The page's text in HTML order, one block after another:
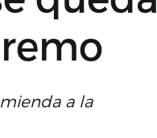
a la